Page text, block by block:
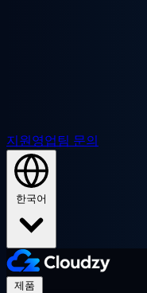
지원영업팀 문의
한국어